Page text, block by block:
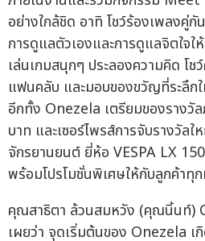
อย่างใกล้ชิด อาทิ โชว์ร้องเพลงคู่
การดูแลตัวเองและการดูแลจิตใจใ
เล่นเกมสนุกๆ ประลองความคิด โ
แฟนคลับ และมอบของขวัญที่ระลึก
อีกทั้ง Onezela เตรียมของรางวั
บาท และเซอร์ไพรส์การจับรางวัล
จักรยานยนต์ ยี่ห้อ VESPA LX
พร้อมโปรโมชั่นพิเศษให้กับลูกค้าทุ
คุณสาธิตา ล้วนสมหวัง (คุณนิ้นท์)
เผยว่า จุดเริ่มต้นของ Onezela เ